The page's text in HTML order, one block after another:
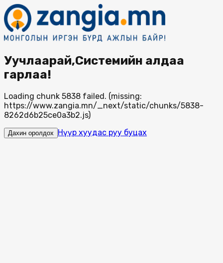
Уучлаарай,Системийн алдаа
гарлаа!
Loading chunk 5838 failed. (missing:
https://www.zangia.mn/_next/static/chunks/5838-
8262d6b25ce0a3b2.js)
Дахин оролдох Нүүр хуудас руу буцах